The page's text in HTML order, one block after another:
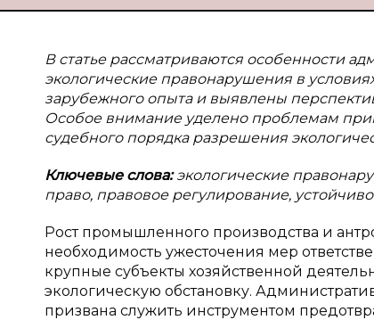
В статье рассматриваются особенности
экологические правонарушения в
зарубежного опыта и выявлены
Особое внимание уделено проблемам
судебного порядка разрешения
Ключевые слова:экологические
право, правовое регулирование,
Рост промышленного производства и
необходимость ужесточения мер
крупные субъекты хозяйственной
экологическую обстановку.
призвана служить инструментом